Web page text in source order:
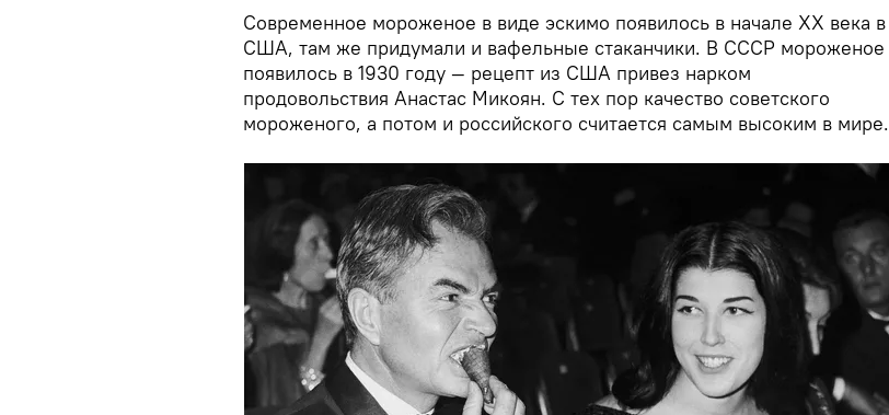
Современное мороженое в виде эскимо появилось в начале XX века в
США, там же придумали и вафельные стаканчики. В СССР мороженое
появилось в 1930 году — рецепт из США привез нарком
продовольствия Анастас Микоян. С тех пор качество советского
мороженого, а потом и российского считается самым высоким в мире.